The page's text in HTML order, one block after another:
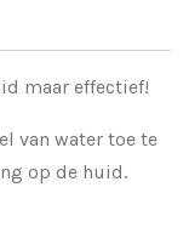
maar effectief!
van water toe te
op de huid.